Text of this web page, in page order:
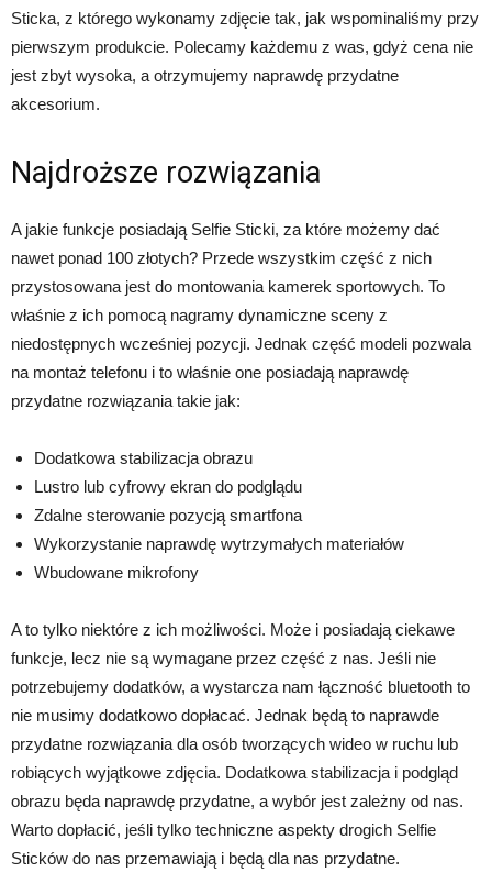
Sticka, z którego wykonamy zdjęcie tak, jak wspominaliśmy przy
pierwszym produkcie. Polecamy każdemu z was, gdyż cena nie
jest zbyt wysoka, a otrzymujemy naprawdę przydatne
akcesorium.
Najdroższe rozwiązania
A jakie funkcje posiadają Selfie Sticki, za które możemy dać
nawet ponad 100 złotych? Przede wszystkim część z nich
przystosowana jest do montowania kamerek sportowych. To
właśnie z ich pomocą nagramy dynamiczne sceny z
niedostępnych wcześniej pozycji. Jednak część modeli pozwala
na montaż telefonu i to właśnie one posiadają naprawdę
przydatne rozwiązania takie jak:
Dodatkowa stabilizacja obrazu
Lustro lub cyfrowy ekran do podglądu
Zdalne sterowanie pozycją smartfona
Wykorzystanie naprawdę wytrzymałych materiałów
Wbudowane mikrofony
A to tylko niektóre z ich możliwości. Może i posiadają ciekawe
funkcje, lecz nie są wymagane przez część z nas. Jeśli nie
potrzebujemy dodatków, a wystarcza nam łączność bluetooth to
nie musimy dodatkowo dopłacać. Jednak będą to naprawde
przydatne rozwiązania dla osób tworzących wideo w ruchu lub
robiących wyjątkowe zdjęcia. Dodatkowa stabilizacja i podgląd
obrazu będa naprawdę przydatne, a wybór jest zależny od nas.
Warto dopłacić, jeśli tylko techniczne aspekty drogich Selfie
Sticków do nas przemawiają i będą dla nas przydatne.